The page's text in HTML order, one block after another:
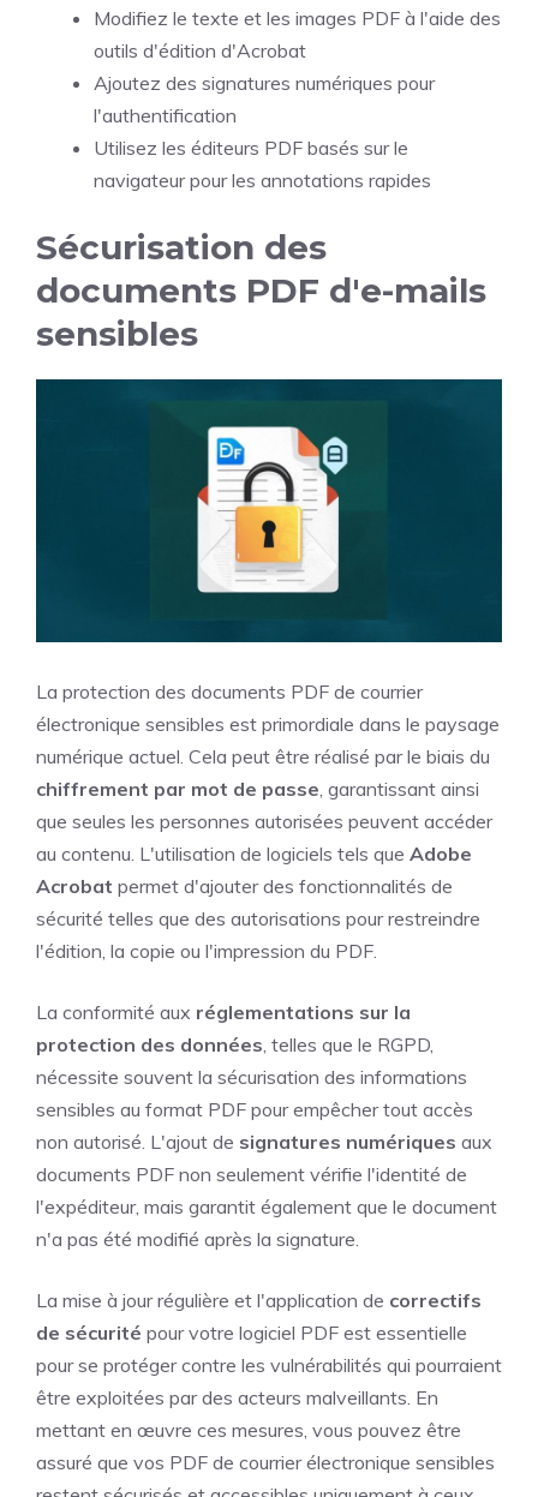
Modifiez le texte et les images PDF à l'aide des
outils d'édition d'Acrobat
Ajoutez des signatures numériques pour
l'authentification
Utilisez les éditeurs PDF basés sur le
navigateur pour les annotations rapides
Sécurisation des
documents PDF d'e-mails
sensibles
La protection des documents PDF de courrier
électronique sensibles est primordiale dans le paysage
numérique actuel. Cela peut être réalisé par le biais du
chiffrement par mot de passe , garantissant ainsi
que seules les personnes autorisées peuvent accéder
au contenu. L'utilisation de logiciels tels que Adobe
Acrobat permet d'ajouter des fonctionnalités de
sécurité telles que des autorisations pour restreindre
l'édition, la copie ou l'impression du PDF.
La conformité aux réglementations sur la
protection des données , telles que le RGPD,
nécessite souvent la sécurisation des informations
sensibles au format PDF pour empêcher tout accès
non autorisé. L'ajout de signatures numériques aux
documents PDF non seulement vérifie l'identité de
l'expéditeur, mais garantit également que le document
n'a pas été modifié après la signature.
La mise à jour régulière et l'application de correctifs
de sécurité pour votre logiciel PDF est essentielle
pour se protéger contre les vulnérabilités qui pourraient
être exploitées par des acteurs malveillants. En
mettant en œuvre ces mesures, vous pouvez être
assuré que vos PDF de courrier électronique sensibles